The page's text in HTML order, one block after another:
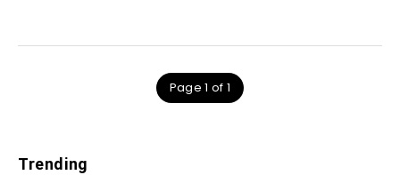
Page 1 of 1
Trending